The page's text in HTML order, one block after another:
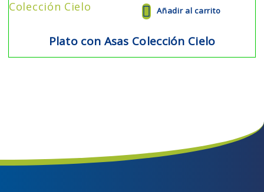
Añadir al carrito
Plato con Asas Colección Cielo